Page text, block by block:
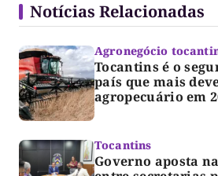
Notícias Relacionadas
Agronegócio
Tocantins é o
país que mais
agropecuário em
Tocantins
Governo aposta